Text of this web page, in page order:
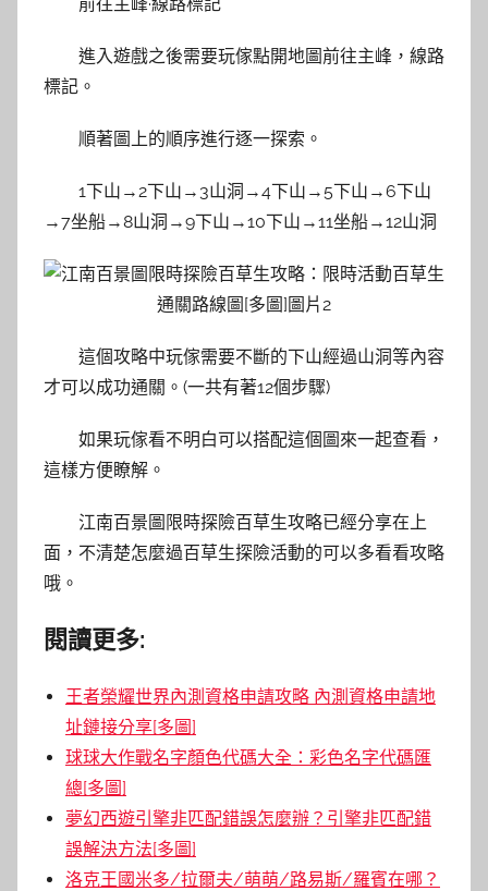
進入遊戲之後需要玩傢點開地圖前往主峰，線路
標記。
順著圖上的順序進行逐一探索。
1下山→2下山→3山洞→4下山→5下山→6下山
→7坐船→8山洞→9下山→10下山→11坐船→12山洞
這個攻略中玩傢需要不斷的下山經過山洞等內容
才可以成功通關。(一共有著12個步驟)
如果玩傢看不明白可以搭配這個圖來一起查看，
這樣方便瞭解。
江南百景圖限時探險百草生攻略已經分享在上
面，不清楚怎麼過百草生探險活動的可以多看看攻略
哦。
閱讀更多:
王者榮耀世界內測資格申請攻略 內測資格申請地
址鏈接分享[多圖]
球球大作戰名字顏色代碼大全：彩色名字代碼匯
總[多圖]
夢幻西遊引擎非匹配錯誤怎麼辦？引擎非匹配錯
誤解決方法[多圖]
洛克王國米多/拉爾夫/萌萌/路易斯/羅賓在哪？